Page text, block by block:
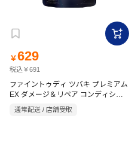
￥629
税込￥691
ファイントゥディ ツバキ プレミアム
EX ダメージ＆リペア コンディショ
ナートリートメント詰替 300ml
通常配送 / 店舗受取